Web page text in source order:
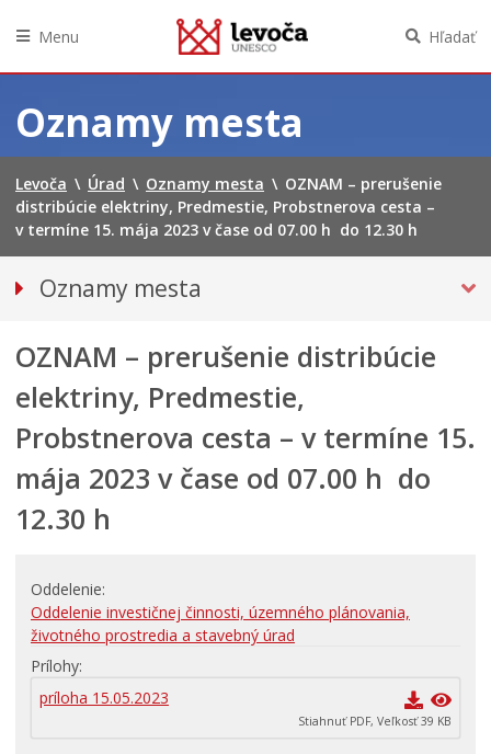
obsah
Menu Hľadať
Oznamy mesta
Levoča \ Úrad \ Oznamy mesta \ OZNAM – prerušenie
distribúcie elektriny, Predmestie, Probstnerova cesta –
v termíne 15. mája 2023 v čase od 07.00 h do 12.30 h
Oznamy mesta
Bezpečnosť
Doprava, údržba komunikácií
Kultúra, šport a propagácia
PRIMÁTOR INFORMUJE
RODINA, ŽIVOT, BÝVANIE
Stavby, prenájmy a pozemky
Zamestnanie v samospráve
Životné prostredie a odpady
OZNAM – prerušenie distribúcie
elektriny, Predmestie,
Probstnerova cesta – v termíne 15.
mája 2023 v čase od 07.00 h do
12.30 h
Oddelenie
Oddelenie investičnej činnosti, územného plánovania,
životného prostredia a stavebný úrad
Prílohy
príloha 15.05.2023
Stiahnuť PDF, Veľkosť 39 KB